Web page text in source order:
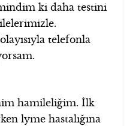
ki daha testini
telefonla
hamileliğim. İlk
lyme hastalığına